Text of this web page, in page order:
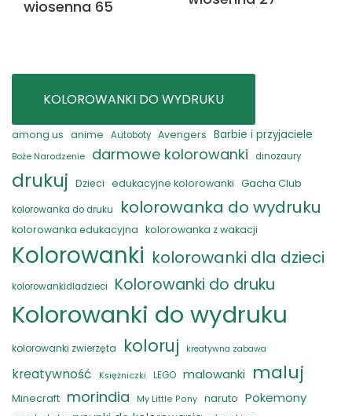
wiosenna 65
KOLOROWANKI DO WYDRUKU
among us anime Autoboty Avengers Barbie i przyjaciele
Boże Narodzenie darmowe kolorowanki dinozaury
drukuj Dzieci edukacyjne kolorowanki Gacha Club
kolorowanka do druku kolorowanka do wydruku
kolorowanka edukacyjna kolorowanka z wakacji
Kolorowanki kolorowanki dla dzieci
kolorowankidladzieci Kolorowanki do druku
Kolorowanki do wydruku
kolorowanki zwierzęta koloruj kreatywna zabawa
kreatywność Księżniczki LEGO malowanki maluj
Minecraft morindia My Little Pony naruto Pokemony